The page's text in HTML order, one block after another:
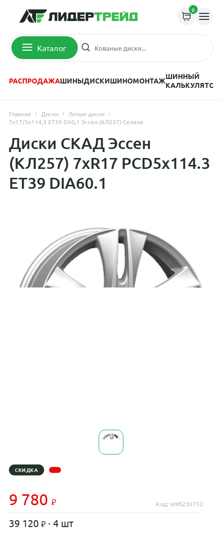
0
Каталог
РАСПРОДАЖАШИНЫДИСКИШИНОМОНТАЖШИННЫЙ
КАЛЬКУЛЯТОР
Главная Диски
Литые диски
7x17/5x114,3 ET39 D60,1 Эссен (КЛ257) Селена
Диски СКАД Эссен
(КЛ257) 7xR17 PCD5x114.3
ET39 DIA60.1
СКИДКА
9 780 Код: WHS236752
39 120 · 4 шт